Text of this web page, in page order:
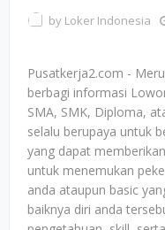
by Loker Indonesia
Pusatkerja2.com -
berbagi informasi
SMA, SMK, Diploma,
selalu berupaya untuk
yang dapat
untuk menemukan
anda ataupun basic
baiknya diri anda